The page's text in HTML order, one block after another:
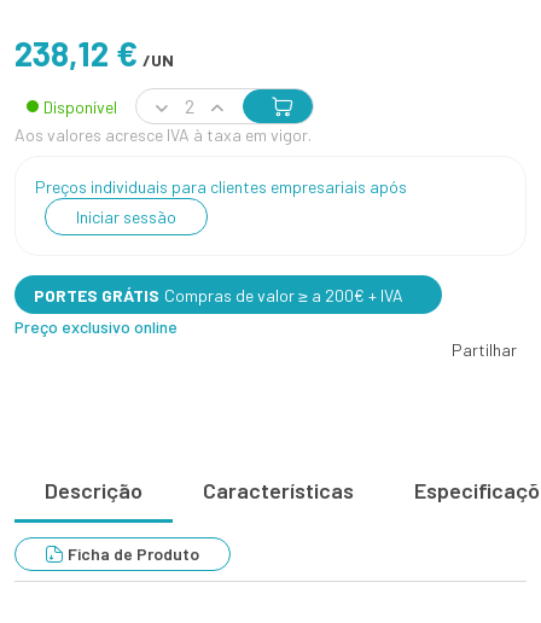
238,12 € /UN
Disponível
Aos valores acresce IVA à taxa em vigor.
Preços individuais para clientes empresariais após
Iniciar sessão
PORTES GRÁTIS Compras de valor ≥ a 200€ + IVA
Preço exclusivo online
Partilhar
Descrição Características
Ficha de Produto